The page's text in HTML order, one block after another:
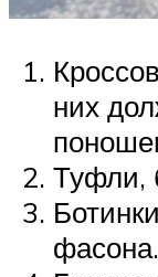
них
Туфли,
фасона.